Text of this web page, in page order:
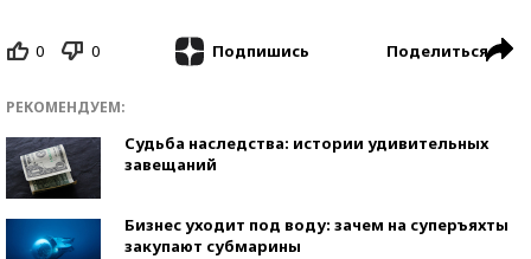
0 0 Подпишись Поделиться
РЕКОМЕНДУЕМ:
Судьба наследства: истории удивительных
завещаний
Бизнес уходит под воду: зачем на суперъяхты
закупают субмарины